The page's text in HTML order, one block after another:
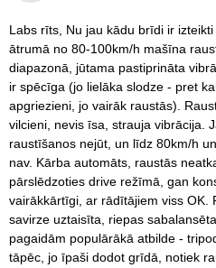
Labs rīts, Nu jau kādu brīdi ir
ātrumā no 80-100km/h mašīna
diapazonā, jūtama pastiprināta
ir spēcīga (jo lielāka slodze - pret
apgriezieni, jo vairāk raustās).
vilcieni, nevis īsa, strauja vibrācija.
raustīšanos nejūt, un līdz 80km/h
nav. Kārba automāts, raustās
pārslēdzoties drive režīmā, gan
vairākkārtīgi, ar rādītājiem viss OK.
savirze uztaisīta, riepas
pagaidām populārākā atbilde -
tāpēc, jo īpaši dodot grīdā, notiek